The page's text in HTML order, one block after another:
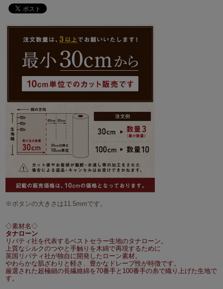
※ボタンの大きさは11.5mmです。
◇素材名◇
タナローン
リバティ社を代表するベストセラー生地のタナローン。
上質なシルクのつやと手触りを木綿で再現するために
英国リバティ社が独自に開発したローン素材。
やわらかな肌ざわりと軽さ、豊かなドレープ性が特徴です。
厳選された超極細の長繊維綿を70番手と100番手の糸で織り上げた生地で
す。